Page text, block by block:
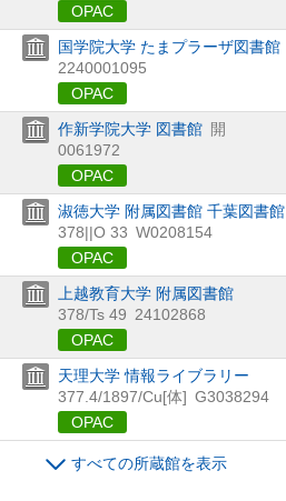
OPAC
国学院大学 たまプラーザ図書館
2240001095
OPAC
作新学院大学 図書館 開
0061972
OPAC
淑徳大学 附属図書館 千葉図書館
378||O 33 W0208154
OPAC
上越教育大学 附属図書館
378/Ts 49 24102868
OPAC
天理大学 情報ライブラリー
377.4/1897/Cu[体] G3038294
OPAC
すべての所蔵館を表示